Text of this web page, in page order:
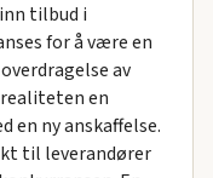
tilbud i
for å være en
av
en
en ny anskaffelse.
til leverandører